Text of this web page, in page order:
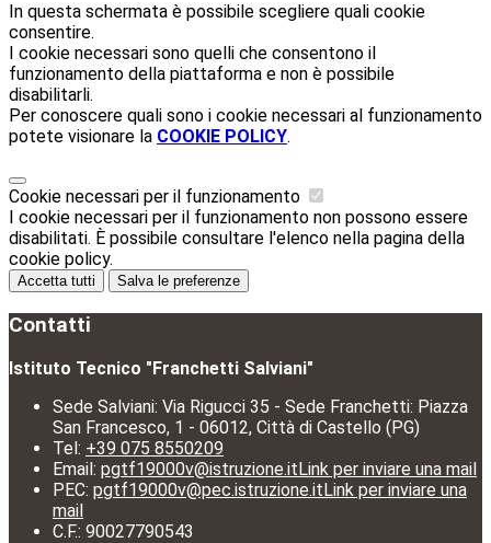
In questa schermata è possibile scegliere quali cookie
consentire.
I cookie necessari sono quelli che consentono il
funzionamento della piattaforma e non è possibile
disabilitarli.
Per conoscere quali sono i cookie necessari al funzionamento
potete visionare la COOKIE POLICY.
Cookie necessari per il funzionamento
I cookie necessari per il funzionamento non possono essere
disabilitati. È possibile consultare l'elenco nella pagina della
cookie policy.
Accetta tutti Salva le preferenze
Contatti
Istituto Tecnico "Franchetti Salviani"
Sede Salviani: Via Rigucci 35 - Sede Franchetti: Piazza
San Francesco, 1 - 06012, Città di Castello (PG)
Tel: +39 075 8550209
Email: pgtf19000v@istruzione.itLink per inviare una mail
PEC: pgtf19000v@pec.istruzione.itLink per inviare una
mail
C.F.: 90027790543